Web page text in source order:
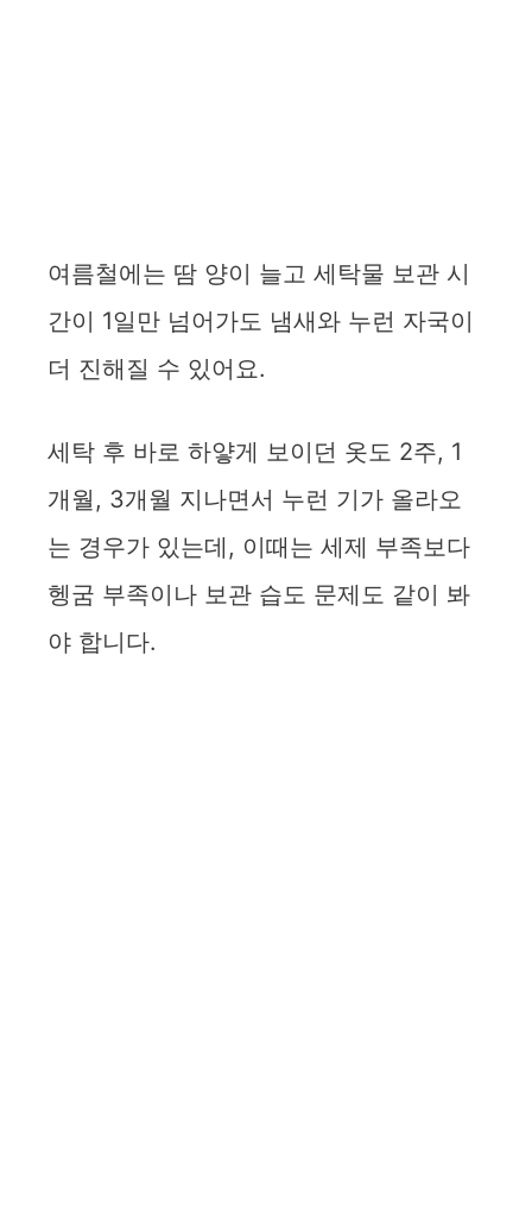
여름철에는 땀 양이 늘고 세탁물 보관 시
간이 1일만 넘어가도 냄새와 누런 자국이
더 진해질 수 있어요.
세탁 후 바로 하얗게 보이던 옷도 2주, 1
개월, 3개월 지나면서 누런 기가 올라오
는 경우가 있는데, 이때는 세제 부족보다
헹굼 부족이나 보관 습도 문제도 같이 봐
야 합니다.